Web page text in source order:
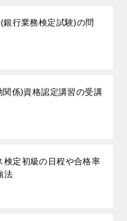
行業務検定試験)の問
係)資格認定講習の受講
検定初級の日程や合格率
法